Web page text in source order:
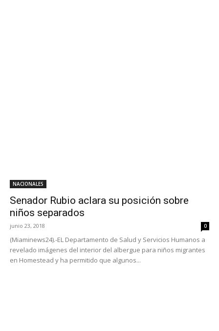
NACIONALES
Senador Rubio aclara su posición sobre
niños separados
junio 23, 2018 0
(Miaminews24).-EL Departamento de Salud y Servicios Humanos a
revelado imágenes del interior del albergue para niños migrantes
en Homestead y ha permitido que algunos...